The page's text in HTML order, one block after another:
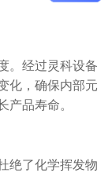
。经过灵科设备
化，确保内部元
产品寿命。
绝了化学挥发物